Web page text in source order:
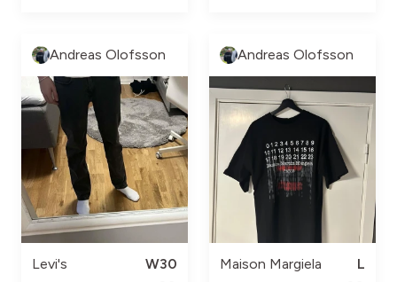
Andreas Olofsson
Levi's
W30
Andreas Olofsson
Maison Margiela
L